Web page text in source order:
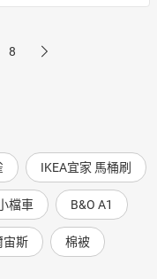
8
IKEA宜家 馬桶刷
檔車 B&O A1
宙斯 棉被